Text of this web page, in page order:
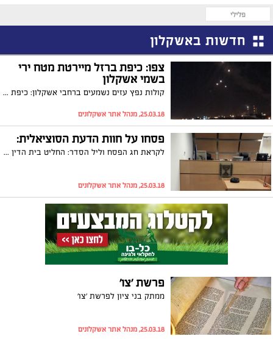
פלילי
חדשות באשקלון
צפו: כיפת ברזל מיירטת מטח ירי
בשמי אשקלון
קולות נפץ עזים נשמעים ברחבי אשקלון: כיפת ברזל יירטה מטח שנורה לעבר הדרום, אזעקת צבע אדום הופעלה באזור תעשייה דרומי. בצה"ל הבהירו: ‏"לא בוצע ירי לשטח מדינת ישראל. אזעקות הופעלו כתוצאה ממיירטים של כיפת ברזל שזיהו ירי מקלעים והופעלו לעברם"
25.03.18, מנהל אתר אשקלונים
פסחו על חוות הדעת הסוציאלית:
לקראת חג הפסח וליל הסדר: החליט בית הדין הרבני באשקלון, בניגוד לחוות דעת סוציאלית, לאשר לאב להוציא את ילדיו מהארץ ולעשות את הפסח בפריז
25.03.18, מנהל אתר אשקלונים
פרשת 'צו'
ממתק בני ציון לפרשת 'צו'
25.03.18, מנהל אתר אשקלונים